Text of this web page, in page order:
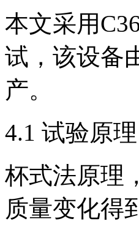
本文采用
试，该设备
产。
4.1 试验原理
杯式法原理
质量变化得